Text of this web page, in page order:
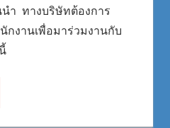
ำ ทางบริษัทต้องการ
กงานเพื่อมาร่วมงานกับ